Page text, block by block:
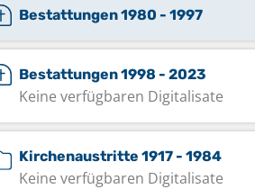
Bestattungen 1980 - 1997
Bestattungen 1998 - 2023
Keine verfügbaren Digitalisate
Kirchenaustritte 1917 - 1984
Keine verfügbaren Digitalisate